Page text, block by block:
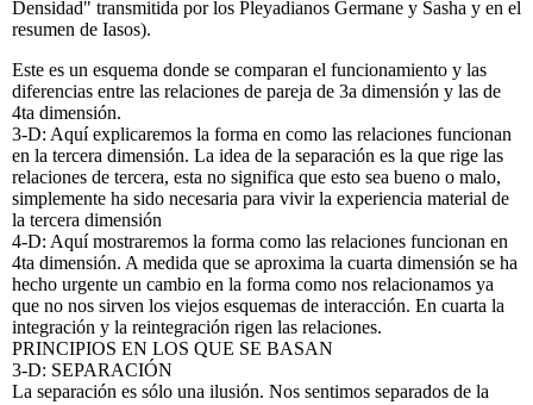
Densidad" transmitida por los Pleyadianos Germane y Sasha y en el
resumen de Iasos).
Este es un esquema donde se comparan el funcionamiento y las
diferencias entre las relaciones de pareja de 3a dimensión y las de
4ta dimensión.
3-D: Aquí explicaremos la forma en como las relaciones funcionan
en la tercera dimensión. La idea de la separación es la que rige las
relaciones de tercera, esta no significa que esto sea bueno o malo,
simplemente ha sido necesaria para vivir la experiencia material de
la tercera dimensión
4-D: Aquí mostraremos la forma como las relaciones funcionan en
4ta dimensión. A medida que se aproxima la cuarta dimensión se ha
hecho urgente un cambio en la forma como nos relacionamos ya
que no nos sirven los viejos esquemas de interacción. En cuarta la
integración y la reintegración rigen las relaciones.
PRINCIPIOS EN LOS QUE SE BASAN
3-D: SEPARACIÓN
La separación es sólo una ilusión. Nos sentimos separados de la